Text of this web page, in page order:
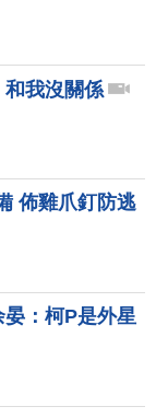
我沒關係
佈雞爪釘防逃
：柯P是外星